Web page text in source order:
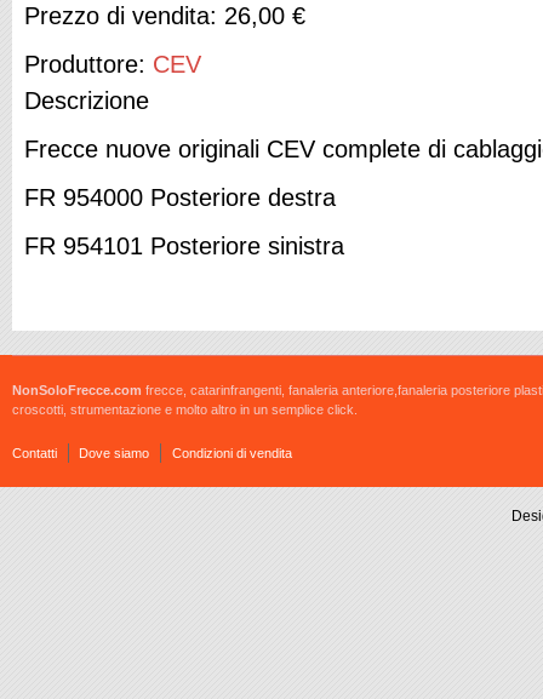
Prezzo di vendita: 26,00 €
Produttore: CEV
Descrizione
Frecce nuove originali CEV complete di
FR 954000 Posteriore destra
FR 954101 Posteriore sinistra
NonSoloFrecce.com frecce, catarinfrangenti, fanaleria anteriore,fanaleria posteriore
croscotti, strumentazione e molto altro in un semplice click.
Contatti Dove siamo Condizioni di vendita